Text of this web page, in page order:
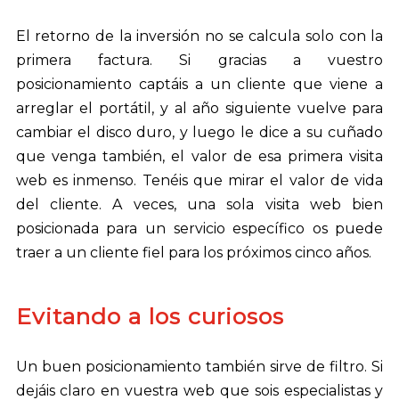
El retorno de la inversión no se calcula solo con la
primera factura. Si gracias a vuestro
posicionamiento captáis a un cliente que viene a
arreglar el portátil, y al año siguiente vuelve para
cambiar el disco duro, y luego le dice a su cuñado
que venga también, el valor de esa primera visita
web es inmenso. Tenéis que mirar el valor de vida
del cliente. A veces, una sola visita web bien
posicionada para un servicio específico os puede
traer a un cliente fiel para los próximos cinco años.
Evitando a los curiosos
Un buen posicionamiento también sirve de filtro. Si
dejáis claro en vuestra web que sois especialistas y